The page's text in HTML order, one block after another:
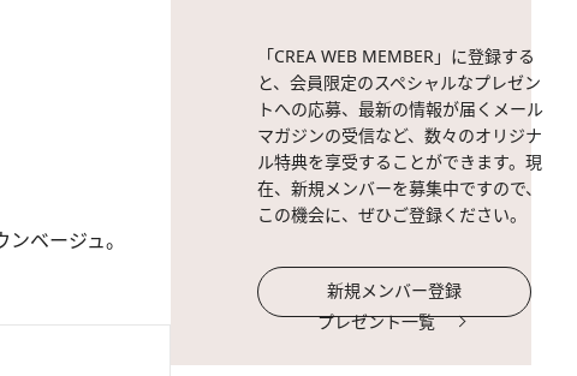
ベージュ。
「CREA WEB MEMBER」に登録する
と、会員限定のスペシャルなプレゼン
トへの応募、最新の情報が届くメール
マガジンの受信など、数々のオリジナ
ル特典を享受することができます。現
在、新規メンバーを募集中ですので、
この機会に、ぜひご登録ください。
新規メンバー登録
プレゼント一覧